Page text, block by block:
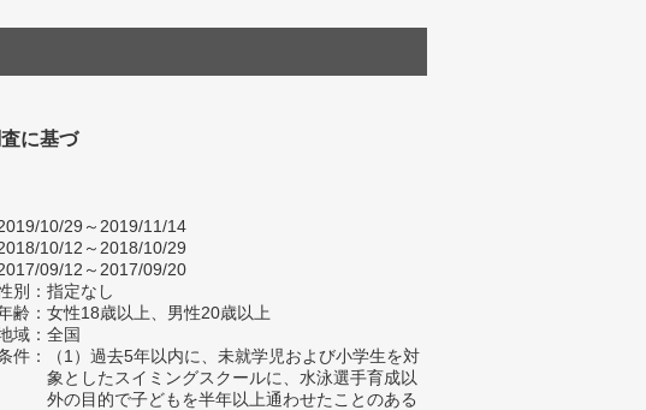
に基づ
10/29～2019/11/14
10/12～2018/10/29
09/12～2017/09/20
別：指定なし
齢：女性18歳以上、男性20歳以上
域：全国
件：（1）過去5年以内に、未就学児および小学生を対
象としたスイミングスクールに、水泳選手育成以
外の目的で子どもを半年以上通わせたことのある